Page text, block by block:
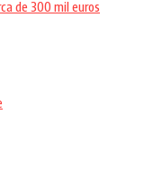
de 300 mil euros